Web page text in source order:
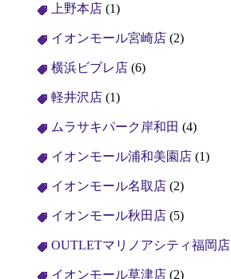
上野本店 (1)
イオンモール宮崎店 (2)
横浜ビブレ店 (6)
軽井沢店 (1)
ムラサキパーク岸和田 (4)
イオンモール浦和美園店 (1)
イオンモール名取店 (2)
イオンモール秋田店 (5)
OUTLETマリノアシティ福岡店
イオンモール草津店 (2)